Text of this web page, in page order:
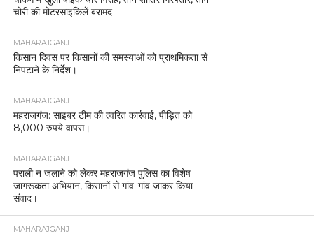
चोरी की मोटरसाइकिलें बरामद
MAHARAJGANJ
किसान दिवस पर किसानों की समस्याओं को प्राथमिकता से
निपटाने के निर्देश।
MAHARAJGANJ
महराजगंज: साइबर टीम की त्वरित कार्रवाई, पीड़ित को
8,000 रुपये वापस।
MAHARAJGANJ
पराली न जलाने को लेकर महराजगंज पुलिस का विशेष
जागरूकता अभियान, किसानों से गांव-गांव जाकर किया
संवाद।
MAHARAJGANJ